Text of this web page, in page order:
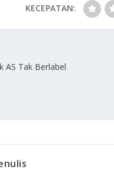
KECEPATAN:
AS Tak Berlabel